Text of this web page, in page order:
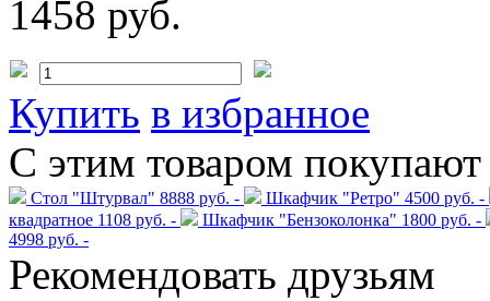
1458 руб.
Купить в избранное
С этим товаром покупают
Стол "Штурвал" 8888 руб. - Шкафчик "Ретро" 4500 руб. -
квадратное 1108 руб. - Шкафчик "Бензоколонка" 1800 руб. -
4998 руб. -
Рекомендовать друзьям